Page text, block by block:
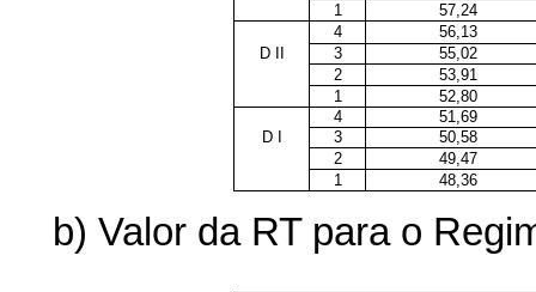
1
57,24
4
56,13
D II
3
55,02
2
53,91
1
52,80
4
51,69
D I
3
50,58
2
49,47
1
48,36
b) Valor da RT para o